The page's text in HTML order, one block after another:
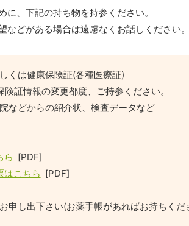
に、下記の持ち物を持参ください。
などがある場合は遠慮なくお話しください。
くは健康保険証(各種医療証)
証情報の変更都度、ご持参ください。
などからの紹介状、検査データなど
ら [PDF]
はこちら [PDF]
申し出下さい(お薬手帳があればお持ちくだ